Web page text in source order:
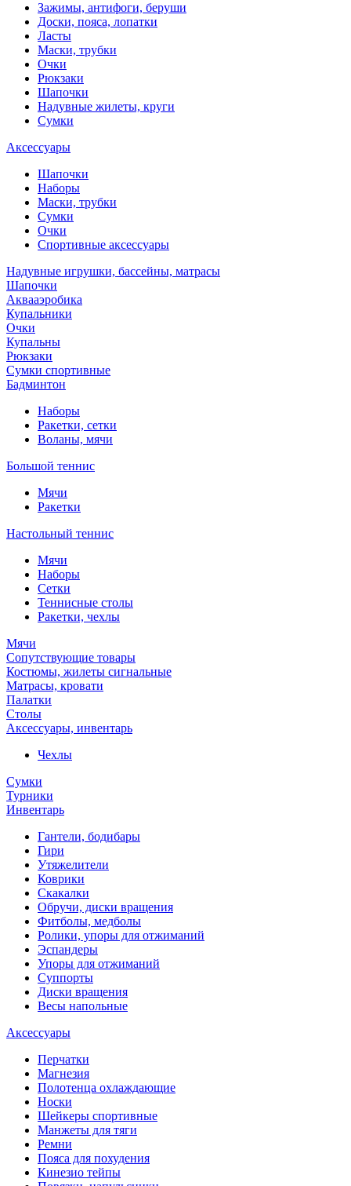
Зажимы, антифоги, беруши
Доски, пояса, лопатки
Ласты
Маски, трубки
Очки
Рюкзаки
Шапочки
Надувные жилеты, круги
Сумки
Аксессуары
Шапочки
Наборы
Маски, трубки
Сумки
Очки
Спортивные аксессуары
Надувные игрушки, бассейны, матрасы
Шапочки
Аквааэробика
Купальники
Очки
Купальны
Рюкзаки
Сумки спортивные
Бадминтон
Наборы
Ракетки, сетки
Воланы, мячи
Большой теннис
Мячи
Ракетки
Настольный теннис
Мячи
Наборы
Сетки
Теннисные столы
Ракетки, чехлы
Мячи
Сопутствующие товары
Костюмы, жилеты сигнальные
Матрасы, кровати
Палатки
Столы
Аксессуары, инвентарь
Чехлы
Сумки
Турники
Инвентарь
Гантели, бодибары
Гири
Утяжелители
Коврики
Скакалки
Обручи, диски вращения
Фитболы, медболы
Ролики, упоры для отжиманий
Эспандеры
Упоры для отжиманий
Суппорты
Диски вращения
Весы напольные
Аксессуары
Перчатки
Магнезия
Полотенца охлаждающие
Носки
Шейкеры спортивные
Манжеты для тяги
Ремни
Пояса для похудения
Кинезио тейпы